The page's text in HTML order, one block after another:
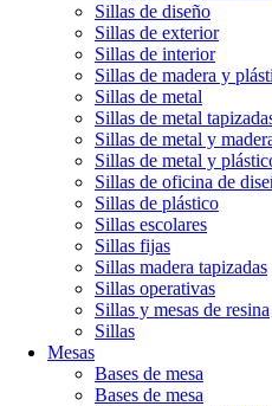
Sillas de diseño
Sillas de exterior
Sillas de interior
Sillas de madera y
Sillas de metal
Sillas de metal
Sillas de metal y
Sillas de metal y
Sillas de oficina de
Sillas de plástico
Sillas escolares
Sillas fijas
Sillas madera tapizadas
Sillas operativas
Sillas y mesas de resina
Sillas
Mesas
Bases de mesa
Bases de mesa